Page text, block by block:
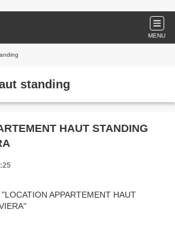
MENU
standing
HAUT STANDING